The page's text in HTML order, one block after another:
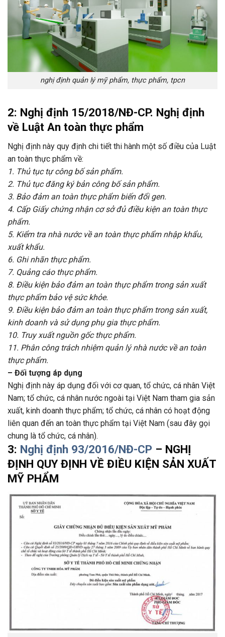
nghị định quản lý mỹ phẩm, thực phẩm, tpcn
2: Nghị định 15/2018/NĐ-CP. Nghị định
về Luật An toàn thực phẩm
Nghị định này quy định chi tiết thi hành một số điều của Luật
an toàn thực phẩm về:
1. Thủ tục tự công bố sản phẩm.
2. Thủ tục đăng ký bản công bố sản phẩm.
3. Bảo đảm an toàn thực phẩm biến đổi gen.
4. Cấp Giấy chứng nhận cơ sở đủ điều kiện an toàn thực
phẩm.
5. Kiểm tra nhà nước về an toàn thực phẩm nhập khẩu,
xuất khẩu.
6. Ghi nhãn thực phẩm.
7. Quảng cáo thực phẩm.
8. Điều kiện bảo đảm an toàn thực phẩm trong sản xuất
thực phẩm bảo vệ sức khỏe.
9. Điều kiện bảo đảm an toàn thực phẩm trong sản xuất,
kinh doanh và sử dụng phụ gia thực phẩm.
10. Truy xuất nguồn gốc thực phẩm.
11. Phân công trách nhiệm quản lý nhà nước về an toàn
thực phẩm.
– Đối tượng áp dụng
Nghị định này áp dụng đối với cơ quan, tổ chức, cá nhân Việt
Nam; tổ chức, cá nhân nước ngoài tại Việt Nam tham gia sản
xuất, kinh doanh thực phẩm; tổ chức, cá nhân có hoạt động
liên quan đến an toàn thực phẩm tại Việt Nam (sau đây gọi
chung là tổ chức, cá nhân).
3: Nghị định 93/2016/NĐ-CP – NGHỊ
ĐỊNH QUY ĐỊNH VỀ ĐIỀU KIỆN SẢN XUẤT
MỸ PHẨM